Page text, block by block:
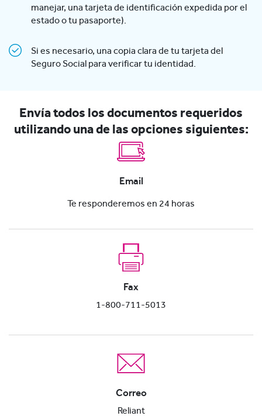
manejar, una tarjeta de identificación expedida por el
estado o tu pasaporte).
Si es necesario, una copia clara de tu tarjeta del
Seguro Social para verificar tu identidad.
Envía todos los documentos requeridos
utilizando una de las opciones siguientes:
Email
Te responderemos en 24 horas
Fax
1-800-711-5013
Correo
Reliant